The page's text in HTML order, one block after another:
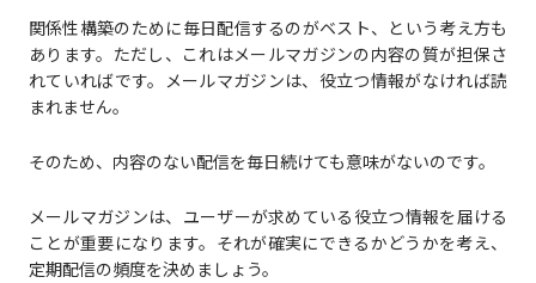
関係性構築のために毎日配信するのがベスト、という考え方も
あります。ただし、これはメールマガジンの内容の質が担保さ
れていればです。メールマガジンは、役立つ情報がなければ読
まれません。
そのため、内容のない配信を毎日続けても意味がないのです。
メールマガジンは、ユーザーが求めている役立つ情報を届ける
ことが重要になります。それが確実にできるかどうかを考え、
定期配信の頻度を決めましょう。